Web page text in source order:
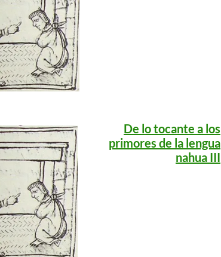
De lo tocante a los
primores de la lengua
nahua III